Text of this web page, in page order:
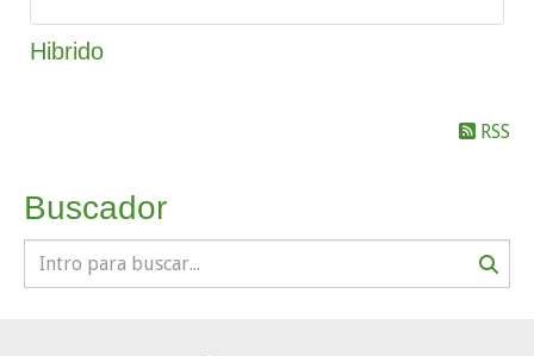
Hibrido
RSS
Buscador